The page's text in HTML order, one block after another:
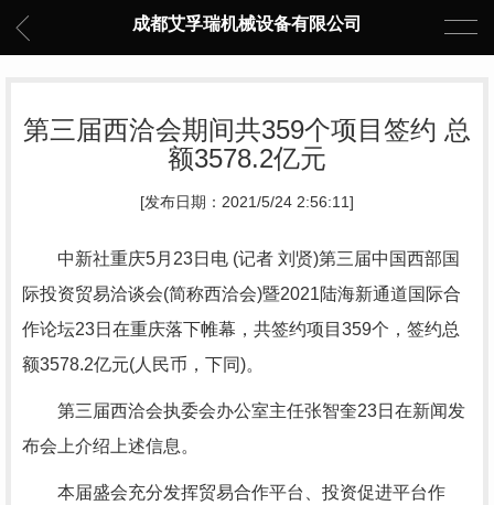
成都艾孚瑞机械设备有限公司
第三届西洽会期间共359个项目签约 总
额3578.2亿元
[发布日期：2021/5/24 2:56:11]
中新社重庆5月23日电 (记者 刘贤)第三届中国西部国
际投资贸易洽谈会(简称西洽会)暨2021陆海新通道国际合
作论坛23日在重庆落下帷幕，共签约项目359个，签约总
额3578.2亿元(人民币，下同)。
第三届西洽会执委会办公室主任张智奎23日在新闻发
布会上介绍上述信息。
本届盛会充分发挥贸易合作平台、投资促进平台作